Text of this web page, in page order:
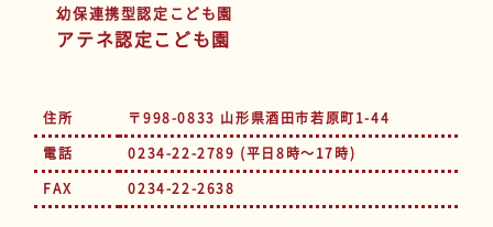
幼保連携型認定こども園
アテネ認定こども園
住所
〒998-0833 山形県酒田市若原町1-44
電話
0234-22-2789 (平日8時～17時)
FAX
0234-22-2638